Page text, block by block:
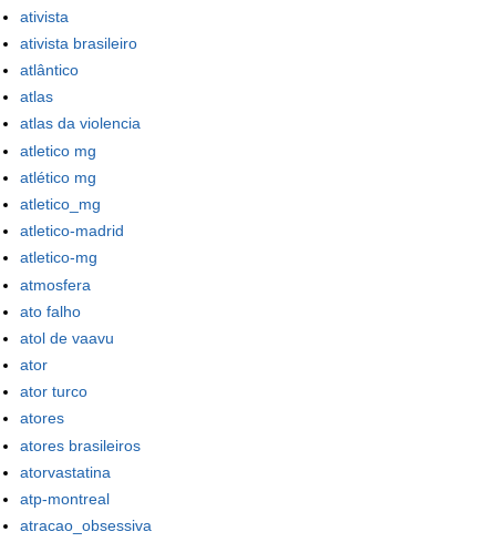
ativista
ativista brasileiro
atlântico
atlas
atlas da violencia
atletico mg
atlético mg
atletico_mg
atletico-madrid
atletico-mg
atmosfera
ato falho
atol de vaavu
ator
ator turco
atores
atores brasileiros
atorvastatina
atp-montreal
atracao_obsessiva